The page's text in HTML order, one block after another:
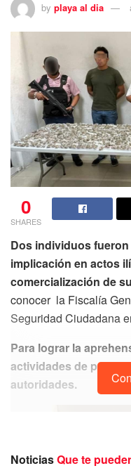
by playa al dia
0
SHARES
Dos individuos
implicación en actos
comercialización de
conocer la Fiscalía
Seguridad Ciudadana
Para lograr la
actividades de
autoridades.
NoticiasQue te